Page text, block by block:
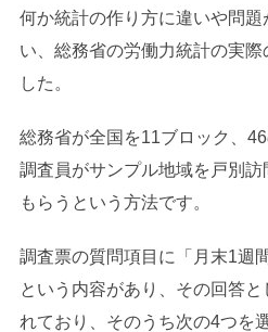
何か統計の作り方に違いや問
い、総務省の労働力統計の実際
した。
総務省が全国を11ブロック、
調査員がサンプル地域を戸別
もらうという方法です。
調査票の質問項目に「月末1週
という内容があり、その回答
れており、そのうち次の4つを